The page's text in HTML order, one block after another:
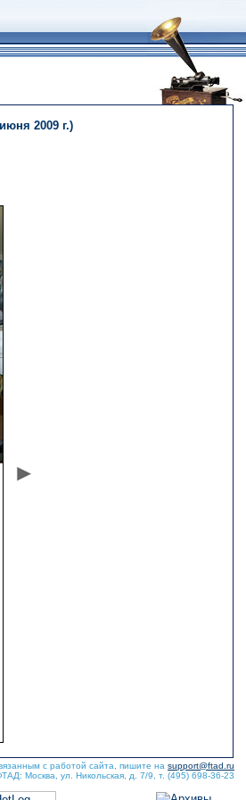
2009 г.)
с работой сайта, пишите на support@ftad.ru
Москва, ул. Никольская, д. 7/9, т. (495) 698-36-23